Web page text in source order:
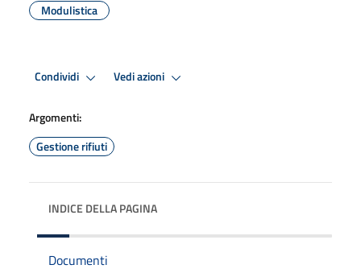
Modulistica
Condividi Vedi azioni
Argomenti:
Gestione rifiuti
INDICE DELLA PAGINA
Documenti